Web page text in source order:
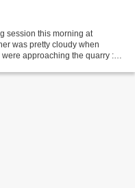
session this morning at
was pretty cloudy when
approaching the quarry :o).